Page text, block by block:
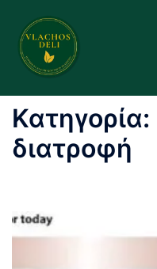
content
Κατηγορία:
διατροφή